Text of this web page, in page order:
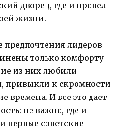
дворец, где и провел
жизни.
лидеров
только комфорту
из них любили
привыкли к скромности
времена. И все это дает
не важно, где и
первые советские